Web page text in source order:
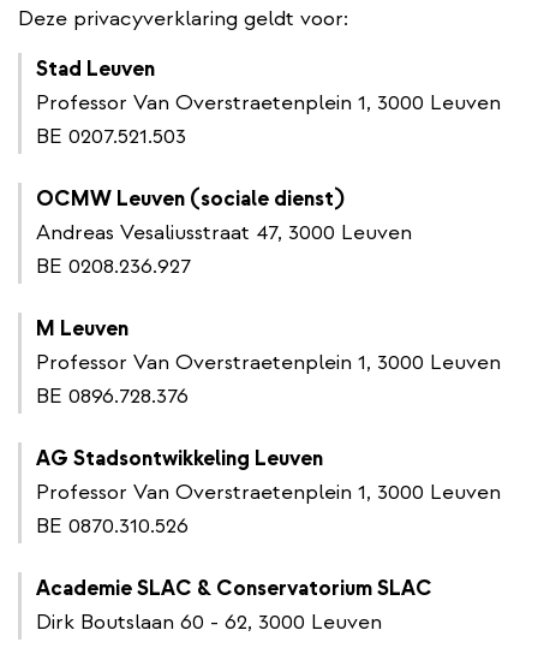
Deze privacyverklaring geldt voor:
Stad Leuven
Professor Van Overstraetenplein 1, 3000 Leuven
BE 0207.521.503
OCMW Leuven (sociale dienst)
Andreas Vesaliusstraat 47, 3000 Leuven
BE 0208.236.927
M Leuven
Professor Van Overstraetenplein 1, 3000 Leuven
BE 0896.728.376
AG Stadsontwikkeling Leuven
Professor Van Overstraetenplein 1, 3000 Leuven
BE 0870.310.526
Academie SLAC & Conservatorium SLAC
Dirk Boutslaan 60 - 62, 3000 Leuven